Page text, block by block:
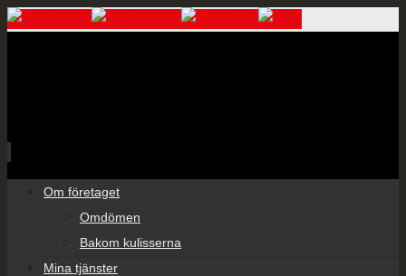
Om företaget
Omdömen
Bakom kulisserna
Mina tjänster